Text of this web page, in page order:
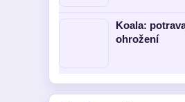
Koala:
ohrožení